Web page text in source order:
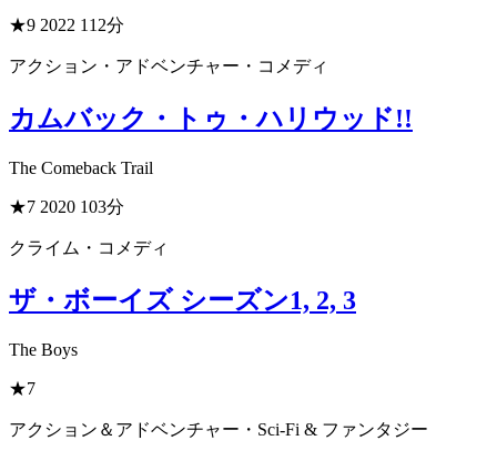
★9 2022 112分
アクション・アドベンチャー・コメディ
カムバック・トゥ・ハリウッド!!
The Comeback Trail
★7 2020 103分
クライム・コメディ
ザ・ボーイズ シーズン1, 2, 3
The Boys
★7
アクション＆アドベンチャー・Sci-Fi & ファンタジー